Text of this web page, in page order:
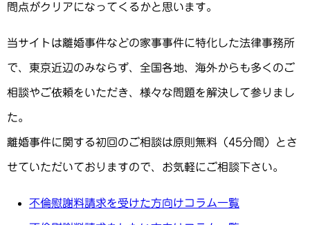
問点がクリアになってくるかと思います。
当サイトは離婚事件などの家事事件に特化した法律事務所
で、東京近辺のみならず、全国各地、海外からも多くのご
相談やご依頼をいただき、様々な問題を解決して参りまし
た。
離婚事件に関する初回のご相談は原則無料（45分間）とさ
せていただいておりますので、お気軽にご相談下さい。
不倫慰謝料請求を受けた方向けコラム一覧